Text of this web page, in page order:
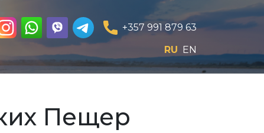
+357 991 879 63
RU EN
Пещер